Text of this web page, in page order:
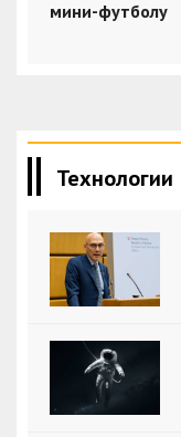
мини-футболу
Технологии